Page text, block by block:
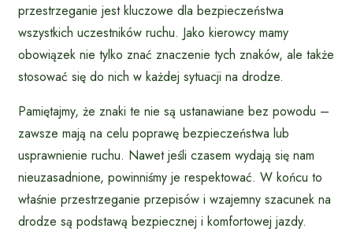
przestrzeganie jest kluczowe dla bezpieczeństwa
wszystkich uczestników ruchu. Jako kierowcy mamy
obowiązek nie tylko znać znaczenie tych znaków, ale także
stosować się do nich w każdej sytuacji na drodze.
Pamiętajmy, że znaki te nie są ustanawiane bez powodu –
zawsze mają na celu poprawę bezpieczeństwa lub
usprawnienie ruchu. Nawet jeśli czasem wydają się nam
nieuzasadnione, powinniśmy je respektować. W końcu to
właśnie przestrzeganie przepisów i wzajemny szacunek na
drodze są podstawą bezpiecznej i komfortowej jazdy.